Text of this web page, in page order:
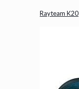
Rayteam K20